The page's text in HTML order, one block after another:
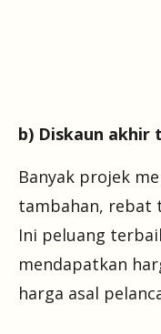
b) Diskaun akhir
Banyak projek
tambahan, rebat
Ini peluang
mendapatkan
harga asal